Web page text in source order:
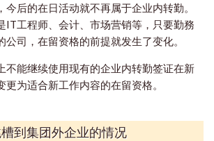
今后的在日活动就不再属于企业内转勤。
IT工程师、会计、市场营销等，只要勤務
公司，在留资格的前提就发生了变化。
不能继续使用现有的企业内转勤签证在新
为适合新工作内容的在留资格。
到集团外企业的情况